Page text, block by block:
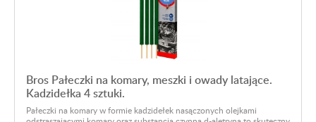
Bros Pałeczki na komary, meszki i owady latające.
Kadzidełka 4 sztuki.
Pałeczki na komary w formie kadzidełek nasączonych olejkami